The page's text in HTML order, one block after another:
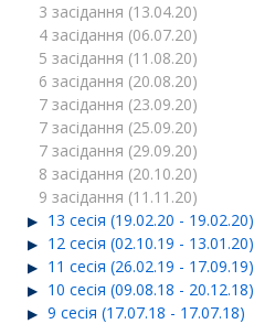
3 засідання (13.04.20)
4 засідання (06.07.20)
5 засідання (11.08.20)
6 засідання (20.08.20)
7 засідання (23.09.20)
7 засідання (25.09.20)
7 засідання (29.09.20)
8 засідання (20.10.20)
9 засідання (11.11.20)
13 сесія (19.02.20 - 19.02.20)
12 сесія (02.10.19 - 13.01.20)
11 сесія (26.02.19 - 17.09.19)
10 сесія (09.08.18 - 20.12.18)
9 сесія (17.07.18 - 17.07.18)